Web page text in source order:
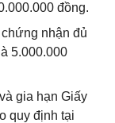
đồng.
nhận đủ
5.000.000
gia hạn Giấy
quy định tại